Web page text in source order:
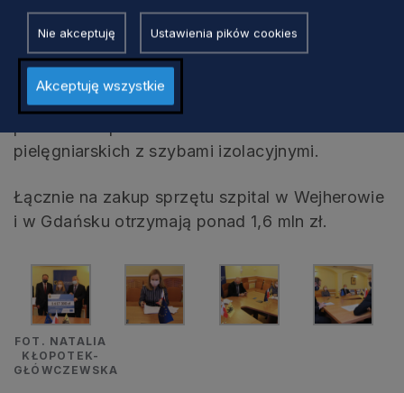
defibrylator z wyposażeniem, 10
fonendoskopów, 10 worków ambu i dwa
zestawy do intubacji. W szpitalu zostaną też
zamontowane nowe instalacje tlenowe,
pielęgniarskich z szybami izolacyjnymi.
Łącznie na zakup sprzętu szpital w Wejherowie
i w Gdańsku otrzymają ponad 1,6 mln zł.
FOT. NATALIA
KŁOPOTEK-
GŁÓWCZEWSKA
Nie akceptuję Ustawienia pików cookies
Akceptuję wszystkie